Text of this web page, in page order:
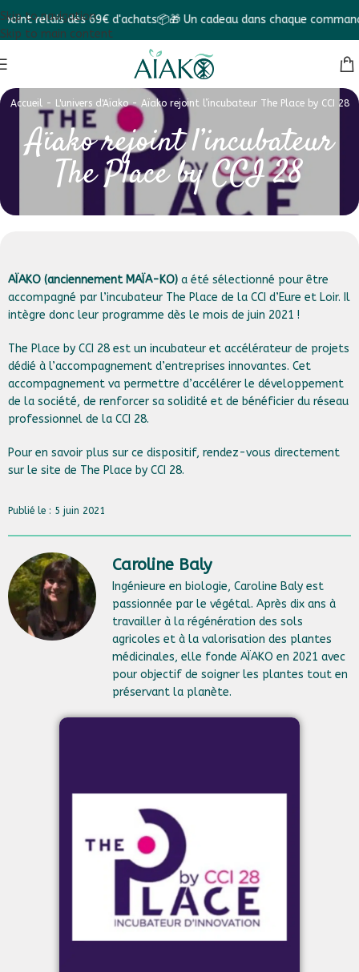
Skip to navigation
Skip to main content
relais dès 69€ d'achats📦🎁 Un cadeau dans chaque commande !
Accueil- L'univers d'Aïako- Aïako rejoint l’incubateur The Place by CCI 28
Aïako rejoint l’incubateur
The Place by CCI 28
AÏAKO (anciennement MAÏA-KO) a été sélectionné pour être
accompagné par l’incubateur The Place de la CCI d’Eure et Loir. Il
intègre donc leur programme dès le mois de juin 2021 !
The Place by CCI 28 est un incubateur et accélérateur de projets
dédié à l’accompagnement d’entreprises innovantes. Cet
accompagnement va permettre d’accélérer le développement
de la société, de renforcer sa solidité et de bénéficier du réseau
professionnel de la CCI 28.
Pour en savoir plus sur ce dispositif, rendez-vous directement
sur le site de The Place by CCI 28.
Publié le : 5 juin 2021
Caroline Baly
Ingénieure en biologie, Caroline Baly est
passionnée par le végétal. Après dix ans à
travailler à la régénération des sols
agricoles et à la valorisation des plantes
médicinales, elle fonde AÏAKO en 2021 avec
pour objectif de soigner les plantes tout en
préservant la planète.